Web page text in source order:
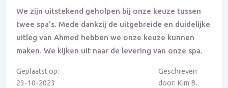
We zijn uitstekend geholpen bij onze keuze tussen
twee spa's. Mede dankzij de uitgebreide en duidelijke
uitleg van Ahmed hebben we onze keuze kunnen
maken. We kijken uit naar de levering van onze spa.
Geplaatst op:
23-10-2023
Geschreven
door: Kim B.